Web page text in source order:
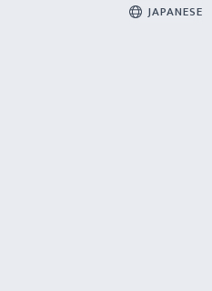
JAPANESE